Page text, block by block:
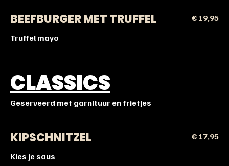
BEEFBURGER MET TRUFFEL
Truffel mayo
€ 19,95
CLASSICS
Geserveerd met garnituur en frietjes
KIPSCHNITZEL
Kies je saus
€ 17,95